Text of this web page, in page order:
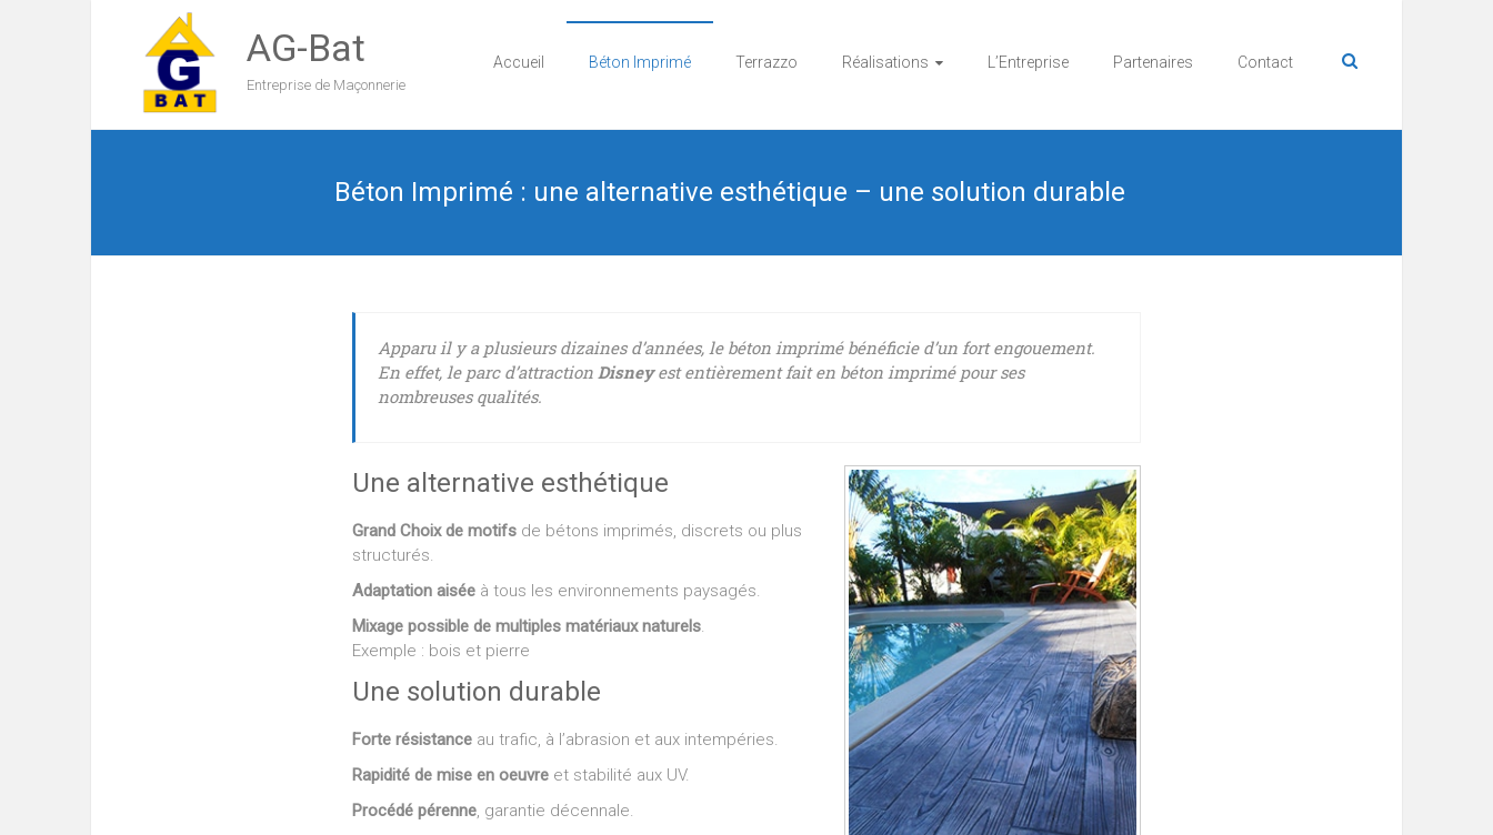
AG-Bat
Entreprise de Maçonnerie
Accueil Béton Imprimé Terrazzo Réalisations L’Entreprise Partenaires Contact
Béton Imprimé : une alternative esthétique – une solution durable
Apparu il y a plusieurs dizaines d’années, le béton imprimé bénéficie d’un fort engouement.
En effet, le parc d’attraction Disneyest entièrement fait en béton imprimé pour ses
nombreuses qualités.
Une alternative esthétique
Grand Choix de motifs de bétons imprimés, discrets ou plus
structurés.
Adaptation aisée à tous les environnements paysagés.
Mixage possible de multiples matériaux naturels.
Exemple : bois et pierre
Une solution durable
Forte résistance au trafic, à l’abrasion et aux intempéries.
Rapidité de mise en oeuvre et stabilité aux UV.
Procédé pérenne, garantie décennale.